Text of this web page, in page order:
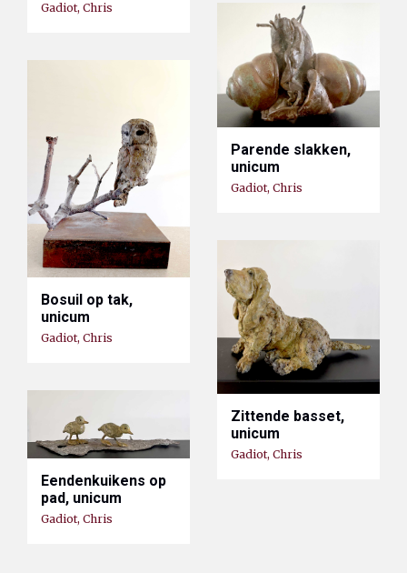
Gadiot, Chris
Parende slakken,
unicum
Gadiot, Chris
Bosuil op tak,
unicum
Gadiot, Chris
Zittende basset,
unicum
Gadiot, Chris
Eendenkuikens op
pad, unicum
Gadiot, Chris